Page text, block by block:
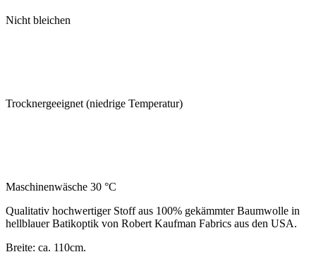
Nicht bleichen
Trocknergeeignet (niedrige Temperatur)
Maschinenwäsche 30 °C
Qualitativ hochwertiger Stoff aus 100% gekämmter Baumwolle in
hellblauer Batikoptik von Robert Kaufman Fabrics aus den USA.
Breite: ca. 110cm.